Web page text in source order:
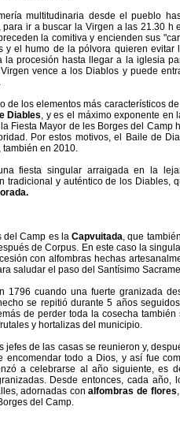
multitudinaria desde el pueblo
ir a buscar la Virgen a las 21.30 h
la comitiva y encienden sus
y el humo de la pólvora quieren
la procesión hasta llegar a la iglesia
vence a los Diablos y puede
de los elementos más característicos
Diables, y es el máximo exponente en
Fiesta Mayor de les Borges del Camp
Por estos motivos, el Baile de
, también en 2010.
fiesta singular arraigada en la
tradicional y auténtico de los Diables,
del Camp es laCapvuitada, que
de Corpus. En este caso la
con alfombras hechas
saludar el paso del Santísimo
1796 cuando una fuerte granizada
se repitió durante 5 años
de perder toda la cosecha
y hortalizas del municipio.
jefes de las casas se reunieron y,
encomendar todo a Dios, y así fue
a celebrarse al año siguiente, es
Desde entonces, cada año,
adornadas conalfombras de flores
del Camp.